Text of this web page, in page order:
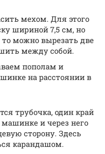
мехом. Для этого
шириной 7,5 см, но
можно вырезать две
между собой.
пополам и
на расстоянии в
трубочка, один край
и через него
сторону. Здесь
карандашом.